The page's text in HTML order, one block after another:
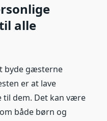
alle
byde gæsterne
er at lave
til dem. Det kan være
både børn og